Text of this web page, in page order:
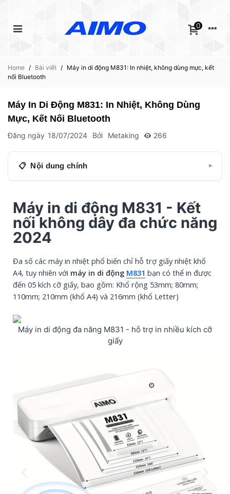
0
Home / Bài viết / Máy in di động M831: In nhiệt, không dùng mực, kết
nối Bluetooth
Máy In Di Động M831: In Nhiệt, Không Dùng
Mực, Kết Nối Bluetooth
Đăng ngày 18/07/2024 Bởi Metaking 266
Nội dung chính ▾
năng 2024
Tương thích Điện thoại/Máy tính bảng/Laptop
M831 - Hỗ trợ 3 loại giấy nhiệt, đáp ứng mọi nhu cầu
Những tính năng nổi bật
Máy in di động M831 - Kết
nối không dây đa chức năng
2024
Đa số các máy in nhiệt phổ biến chỉ hỗ trợ giấy nhiệt khổ
A4, tuy nhiên với máy in di động M831 bạn có thể in được
đến 05 kích cỡ giấy, bao gồm: Khổ rộng 53mm; 80mm;
110mm; 210mm (khổ A4) và 216mm (khổ Letter)
Máy in di động đa năng M831 - hỗ trợ in nhiều kích cỡ
giấy